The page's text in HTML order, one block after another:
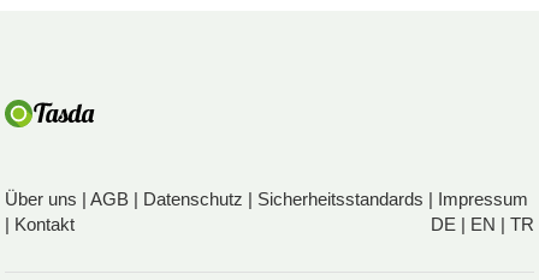
Über uns |AGB | Datenschutz | Sicherheitsstandards | Impressum
| Kontakt DE | EN | TR